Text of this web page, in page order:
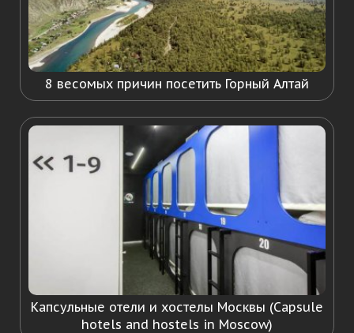
8 весомых причин посетить Горный Алтай
Капсульные отели и хостелы Москвы (Capsule
hotels and hostels in Moscow)